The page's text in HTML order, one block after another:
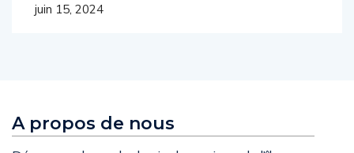
juin 15, 2024
A propos de nous